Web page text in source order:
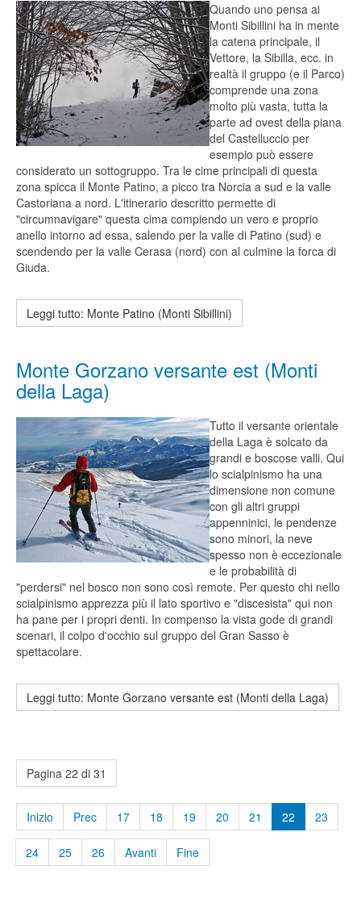
Quando uno pensa ai
Monti Sibillini ha in mente
la catena principale, il
Vettore, la Sibilla, ecc. in
realtà il gruppo (e il Parco)
comprende una zona
molto più vasta, tutta la
parte ad ovest della piana
del Castelluccio per
esempio può essere
considerato un sottogruppo. Tra le cime principali di questa
zona spicca il Monte Patino, a picco tra Norcia a sud e la valle
Castoriana a nord. L'itinerario descritto permette di
"circumnavigare" questa cima compiendo un vero e proprio
anello intorno ad essa, salendo per la valle di Patino (sud) e
scendendo per la valle Cerasa (nord) con al culmine la forca di
Giuda.
Leggi tutto: Monte Patino (Monti Sibillini)
Monte Gorzano versante est (Monti
della Laga)
Tutto il versante orientale
della Laga è solcato da
grandi e boscose valli. Qui
lo scialpinismo ha una
dimensione non comune
con gli altri gruppi
appenninici, le pendenze
sono minori, la neve
spesso non è eccezionale
e le probabilità di
"perdersi" nel bosco non sono così remote. Per questo chi nello
scialpinismo apprezza più il lato sportivo e "discesista" qui non
ha pane per i propri denti. In compenso la vista gode di grandi
scenari, il colpo d'occhio sul gruppo del Gran Sasso è
spettacolare.
Leggi tutto: Monte Gorzano versante est (Monti della Laga)
Pagina 22 di 31
Inizio Prec 17 18 19 20 21 22 23
24 25 26 Avanti Fine